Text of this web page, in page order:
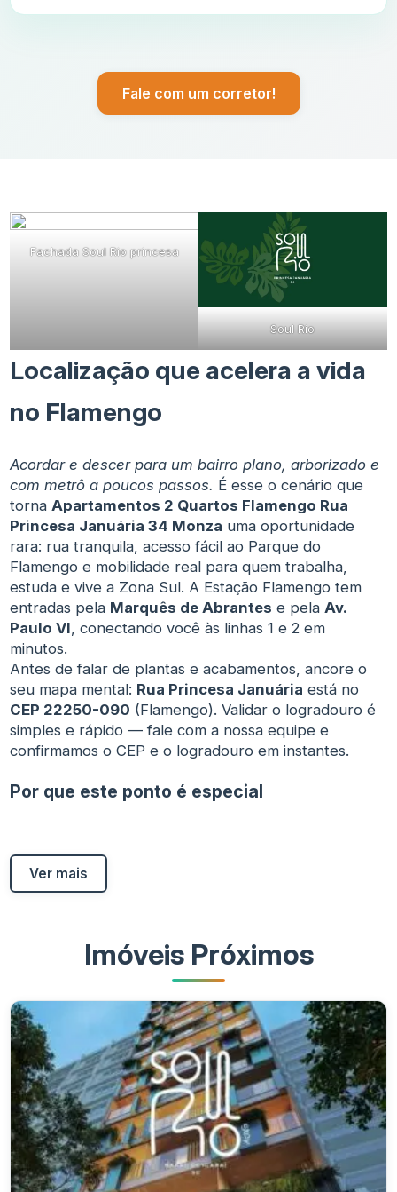
Fale com um corretor!
Fachada Soul Rio princesa
Soul Rio
Localização que acelera a vida
no Flamengo
Acordar e descer para um bairro plano, arborizado e
com metrô a poucos passos. É esse o cenário que
torna Apartamentos 2 Quartos Flamengo Rua
Princesa Januária 34 Monza uma oportunidade
rara: rua tranquila, acesso fácil ao Parque do
Flamengo e mobilidade real para quem trabalha,
estuda e vive a Zona Sul. A Estação Flamengo tem
entradas pela Marquês de Abrantes e pela Av.
Paulo VI , conectando você às linhas 1 e 2 em
minutos.
Antes de falar de plantas e acabamentos, ancore o
seu mapa mental: Rua Princesa Januária está no
CEP 22250-090 (Flamengo). Validar o logradouro é
simples e rápido — fale com a nossa equipe e
confirmamos o CEP e o logradouro em instantes.
Por que este ponto é especial
Ver mais
Imóveis Próximos